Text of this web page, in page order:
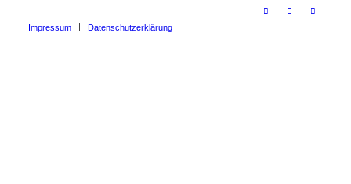
Impressum Datenschutzerklärung